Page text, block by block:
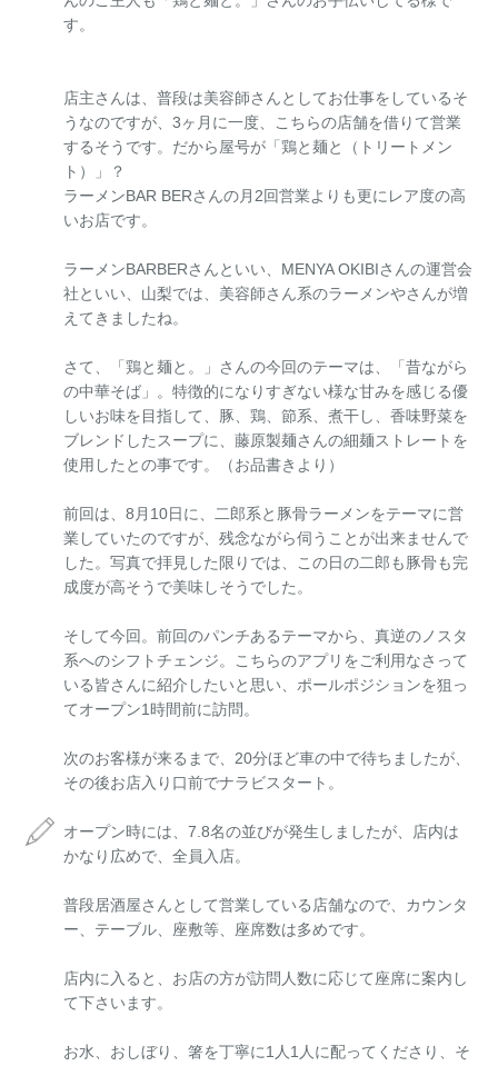
す。
店主さんは、普段は美容師さんとしてお仕事をしているそ
うなのですが、3ヶ月に一度、こちらの店舗を借りて営業
するそうです。だから屋号が「鶏と麺と（トリートメン
ト）」？
ラーメンBAR BERさんの月2回営業よりも更にレア度の高
いお店です。
ラーメンBARBERさんといい、MENYA OKIBIさんの運営会
社といい、山梨では、美容師さん系のラーメンやさんが増
えてきましたね。
さて、「鶏と麺と。」さんの今回のテーマは、「昔ながら
の中華そば」。特徴的になりすぎない様な甘みを感じる優
しいお味を目指して、豚、鶏、節系、煮干し、香味野菜を
ブレンドしたスープに、藤原製麺さんの細麺ストレートを
使用したとの事です。（お品書きより）
前回は、8月10日に、二郎系と豚骨ラーメンをテーマに営
業していたのですが、残念ながら伺うことが出来ませんで
した。写真で拝見した限りでは、この日の二郎も豚骨も完
成度が高そうで美味しそうでした。
そして今回。前回のパンチあるテーマから、真逆のノスタ
系へのシフトチェンジ。こちらのアプリをご利用なさって
いる皆さんに紹介したいと思い、ポールポジションを狙っ
てオープン1時間前に訪問。
次のお客様が来るまで、20分ほど車の中で待ちましたが、
その後お店入り口前でナラビスタート。
オープン時には、7.8名の並びが発生しましたが、店内は
かなり広めで、全員入店。
普段居酒屋さんとして営業している店舗なので、カウンタ
ー、テーブル、座敷等、座席数は多めです。
店内に入ると、お店の方が訪問人数に応じて座席に案内し
て下さいます。
お水、おしぼり、箸を丁寧に1人1人に配ってくださり、そ